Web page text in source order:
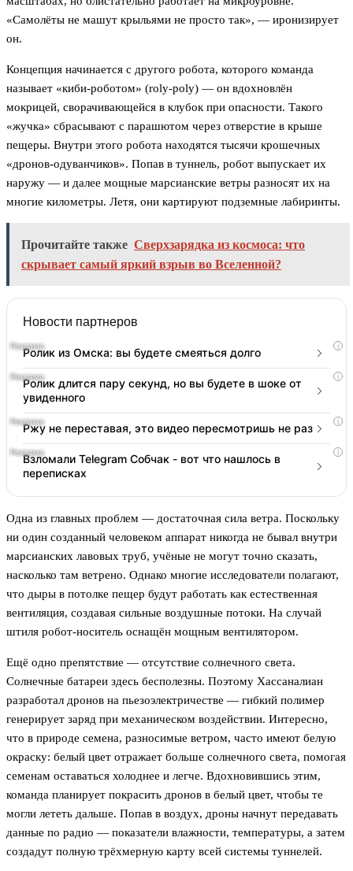
«Самолёты не машут крыльями не просто так», — иронизирует
он.
Концепция начинается с другого робота, которого команда
называет «киби-роботом» (roly-poly) — он вдохновлён
мокрицей, сворачивающейся в клубок при опасности. Такого
«жучка» сбрасывают с парашютом через отверстие в крыше
пещеры. Внутри этого робота находятся тысячи крошечных
«дронов-одуванчиков». Попав в туннель, робот выпускает их
наружу — и далее мощные марсианские ветры разносят их на
многие километры. Летя, они картируют подземные лабиринты.
Прочитайте также Сверхзарядка из космоса: что
скрывает самый яркий взрыв во Вселенной?
Новости партнеров
i
Ролик из Омска: вы будете смеяться долго
i
Ролик длится пару секунд, но вы будете в шоке от
увиденного
i
Ржу не переставая, это видео пересмотришь не раз
i
Взломали Telegram Собчак - вот что нашлось в
переписках
Одна из главных проблем — достаточная сила ветра. Поскольку
ни один созданный человеком аппарат никогда не бывал внутри
марсианских лавовых труб, учёные не могут точно сказать,
насколько там ветрено. Однако многие исследователи полагают,
что дыры в потолке пещер будут работать как естественная
вентиляция, создавая сильные воздушные потоки. На случай
штиля робот-носитель оснащён мощным вентилятором.
Ещё одно препятствие — отсутствие солнечного света.
Солнечные батареи здесь бесполезны. Поэтому Хассаналиан
разработал дронов на пьезоэлектричестве — гибкий полимер
генерирует заряд при механическом воздействии. Интересно,
что в природе семена, разносимые ветром, часто имеют белую
окраску: белый цвет отражает больше солнечного света, помогая
семенам оставаться холоднее и легче. Вдохновившись этим,
команда планирует покрасить дронов в белый цвет, чтобы те
могли лететь дальше. Попав в воздух, дроны начнут передавать
данные по радио — показатели влажности, температуры, а затем
создадут полную трёхмерную карту всей системы туннелей.